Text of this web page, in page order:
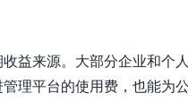
益来源。大部分企业和个
理平台的使用费，也能为公